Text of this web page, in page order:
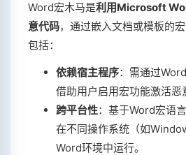
Word宏木马是‌利用Microsoft
意代码，通过嵌入文档或模板的
包括：
依赖宿主程序：需通过
借助用户启用宏功能激活恶
跨平台性：基于Word宏语
在不同操作系统（如
Word环境中运行‌。